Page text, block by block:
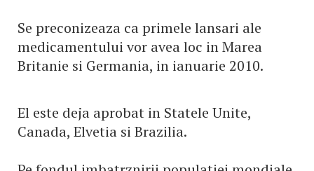
Se preconizeaza ca primele lansari ale
medicamentului vor avea loc in Marea
Britanie si Germania, in ianuarie 2010.
El este deja aprobat in Statele Unite,
Canada, Elvetia si Brazilia.